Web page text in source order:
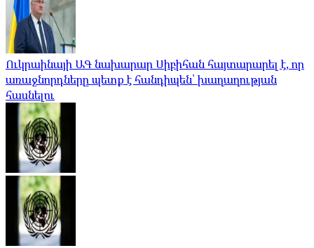
Ուկրաինայի ԱԳ նախարար Սիբիհան հայտարարել է, որ
առաջնորդները պետք է հանդիպեն՝ խաղաղության
հասնելու